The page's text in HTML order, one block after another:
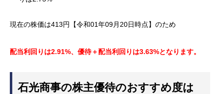
現在の株価は413円【令和01年09月20日時点】のため
配当利回りは2.91%、優待＋配当利回りは3.63%となります。
石光商事の株主優待のおすすめ度は